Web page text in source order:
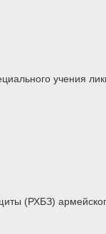
учения
(РХБЗ)